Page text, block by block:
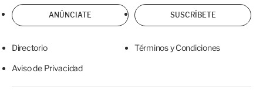
ANÚNCIATE SUSCRÍBETE
Directorio Términos y Condiciones
Aviso de Privacidad